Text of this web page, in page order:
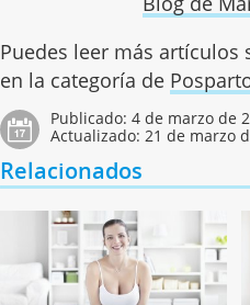
Puedes leer más artículos
en la categoría de
Publicado:4 de marzo de
Actualizado: 21 de marzo
Relacionados